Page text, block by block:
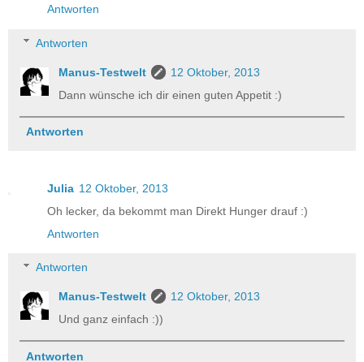
Antworten
Antworten
Manus-Testwelt
12 Oktober, 2013
Dann wünsche ich dir einen guten Appetit :)
Antworten
Julia 12 Oktober, 2013
Oh lecker, da bekommt man Direkt Hunger drauf :)
Antworten
Antworten
Manus-Testwelt
12 Oktober, 2013
Und ganz einfach :))
Antworten